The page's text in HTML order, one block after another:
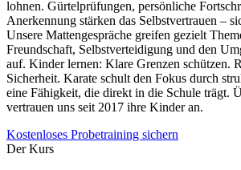
lohnen. Gürtelprüfungen, persönliche
Anerkennung stärken das Selbstvertrauen –
Unsere Mattengespräche greifen gezielt
Freundschaft, Selbstverteidigung und den
auf. Kinder lernen: Klare Grenzen schützen.
Sicherheit. Karate schult den Fokus durch
eine Fähigkeit, die direkt in die Schule trägt.
vertrauen uns seit 2017 ihre Kinder an.
Kostenloses Probetraining sichern
Der Kurs